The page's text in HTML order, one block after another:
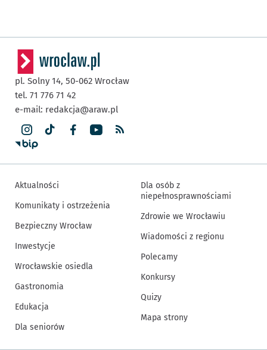
pl. Solny 14, 50-062 Wrocław
tel. 71 776 71 42
e-mail: redakcja@araw.pl
Aktualności
Komunikaty i ostrzeżenia
Bezpieczny Wrocław
Inwestycje
Wrocławskie osiedla
Gastronomia
Edukacja
Dla seniorów
Dla osób z
niepełnosprawnościami
Zdrowie we Wrocławiu
Wiadomości z regionu
Polecamy
Konkursy
Quizy
Mapa strony